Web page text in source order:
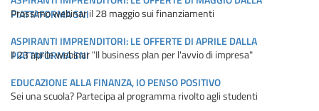
PIATTAFORMA SNI
Prossimo webinar il 28 maggio sui finanziamenti
ASPIRANTI IMPRENDITORI: LE OFFERTE DI APRILE DALLA
PIATTAFORMA SNI
Il 23 aprile webinar "Il business plan per l'avvio di impresa"
EDUCAZIONE ALLA FINANZA, IO PENSO POSITIVO
Sei una scuola? Partecipa al programma rivolto agli studenti